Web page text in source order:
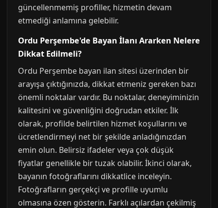
güncellenmemiş profiller, hizmetin devam
etmediği anlamına gelebilir.
Ordu Perşembe'de Bayan İlanı Ararken Nelere
Dikkat Edilmeli?
Ordu Perşembe bayan ilan sitesi üzerinden bir
arayışa çıktığınızda, dikkat etmeniz gereken bazı
önemli noktalar vardır. Bu noktalar, deneyiminizin
kalitesini ve güvenliğini doğrudan etkiler. İlk
olarak, profilde belirtilen hizmet koşullarını ve
ücretlendirmeyi net bir şekilde anladığınızdan
emin olun. Belirsiz ifadeler veya çok düşük
fiyatlar genellikle bir tuzak olabilir. İkinci olarak,
bayanın fotoğraflarını dikkatlice inceleyin.
Fotoğrafların gerçekçi ve profille uyumlu
olmasına özen gösterin. Farklı açılardan çekilmiş